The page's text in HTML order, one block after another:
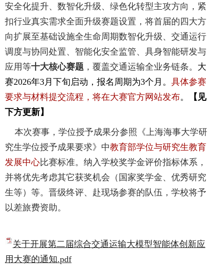
安全化提升、数智化升级、绿色化转型主攻方向，紧
扣行业真实需求全面升级赛题设置，将首届的四大方
向扩展至基础设施全生命周期数智化升级、交通运行
调度与协同处置、智能化安全监管、具身智能研发与
应用等十大核心赛题 ，覆盖交通运输全业务链条。 大
赛2026年3月下旬启动，报名周期为3个月。 具体参赛
要求与材料提交流程，将在大赛官方网站发布。
【见
下方更新】
本次赛事，学位授予成果分参照《上海海事大学研
究生学位授予成果要求》中教育部学位与研究生教育
发展中心比赛标准。纳入学校奖学金评价指标体系，
并将优先考虑其它获奖机会（国家奖学金、优秀研究
生等）等。晋级终评、赴现场参赛的队伍，学校将予
以差旅费资助。
关于开展第二届综合交通运输大模型智能体创新应
用大赛的通知.pdf